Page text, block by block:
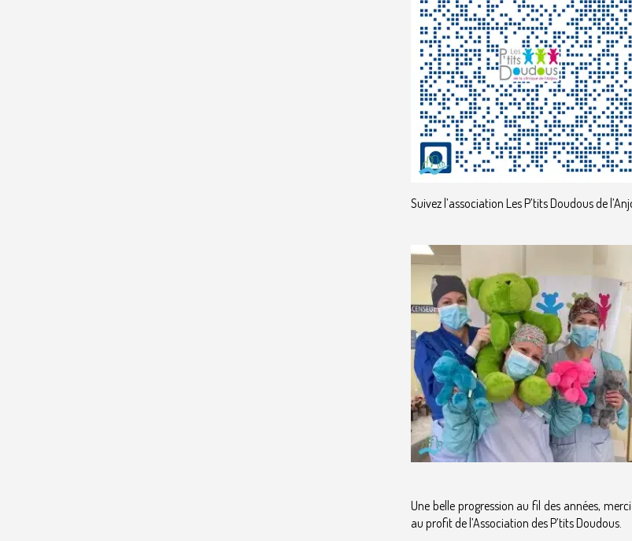
Suivez l’association Les P’tits Doudous de
Une belle progression au fil des années,
au profit de l’Association des P’tits Doudous.